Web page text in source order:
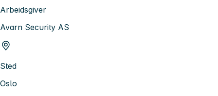
Arbeidsgiver
Avarn Security AS
Sted
Oslo